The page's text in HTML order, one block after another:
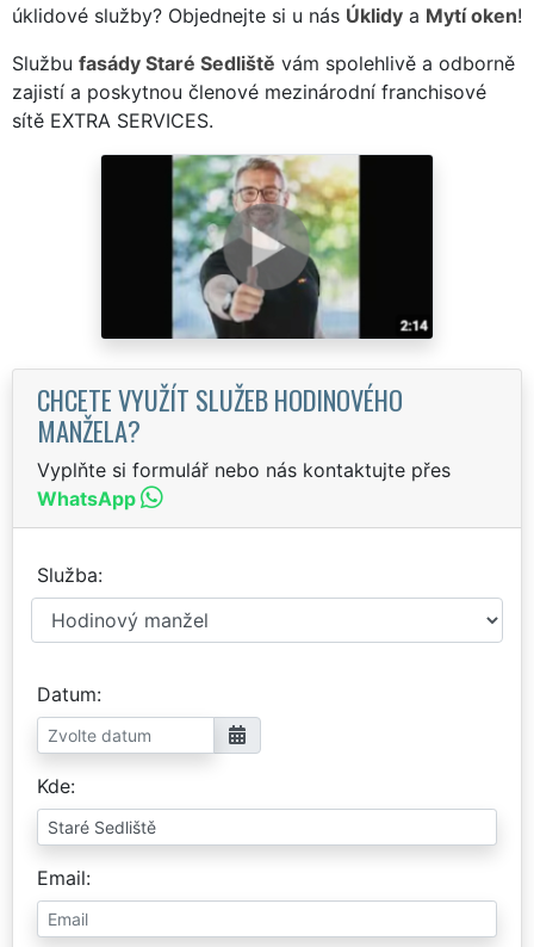
úklidové služby? Objednejte si u nás Úklidy a Mytí oken!
Službu fasády Staré Sedliště vám spolehlivě a odborně
zajistí a poskytnou členové mezinárodní franchisové
sítě EXTRA SERVICES.
CHCETE VYUŽÍT SLUŽEB HODINOVÉHO
MANŽELA?
Vyplňte si formulář nebo nás kontaktujte přes
WhatsApp
Služba
Datum
Kde
Email